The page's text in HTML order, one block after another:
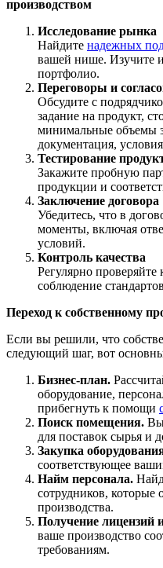
производством
Исследование рынка
Найдите надежных
вашей нише. Изучите
портфолио.
Переговоры и
Обсудите с
задание на продукт,
минимальные объемы
документация,
Тестирование
Закажите пробную
продукции и
Заключение договора
Убедитесь, что в
моменты, включая
условий.
Контроль качества
Регулярно проверяйте
соблюдение
Переход к собственному
Если вы решили, что
следующий шаг, вот
Бизнес-план.
оборудование,
прибегнуть к помощи
Поиск помещения.
для поставок сырья и
Закупка
соответствующее
Найм персонала.
сотрудников, которые
производства.
Получение лицензий
ваше производство
требованиям.